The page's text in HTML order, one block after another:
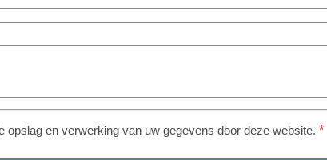
en verwerking van uw gegevens door deze website. *